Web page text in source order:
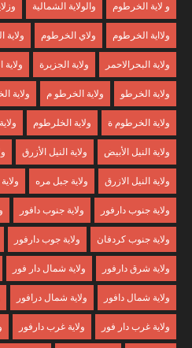
و لاية الخرطوم والولاية الشمالية
ولااية الخرطوم ولاي الخرطوم ولاية
ولاية البحرالاحمر ولاية الجزبرة ولاية
ولاية الخرطو ولاية الخرطو م ولاية
ولاية الخرطوم ة ولاية الخلرطوم
ولاية النيل الأبيض ولاية النيل الأزرق
ولاية النيل الازرق ولاية جبل مره
ولاية جنوب دارفور ولاية جنوب دافور
ولاية جنوب كردفان ولاية جوب دارفور
ولاية شرق دارفور ولاية شمال دار فور
ولاية شمال دافور ولاية شمال درافور
ولاية غرب دار فور ولاية غرب دارفور